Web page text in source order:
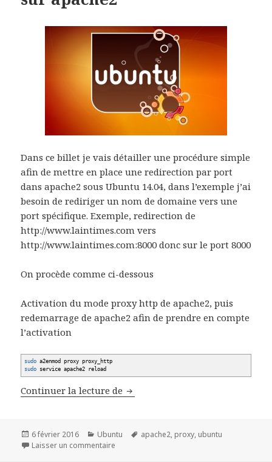
Dans ce billet je vais détailler une procédure simple
afin de mettre en place une redirection par port
dans apache2 sous Ubuntu 14.04, dans l’exemple j’ai
besoin de rediriger un nom de domaine vers une
port spécifique. Exemple, redirection de
http://www.laintimes.com vers
http://www.laintimes.com:8000 donc sur le port 8000
On procède comme ci-dessous
Activation du mode proxy http de apache2, puis
redemarrage de apache2 afin de prendre en compte
l’activation
sudo a2enmod proxy proxy_http
sudo service apache2 reload
Continuer la lecture de Configurer un Virtualhost en
Publié
le
6 février 2016 Catégories
Ubuntu
Mots-
apache2, proxy, ubuntu
Laisser un commentaire